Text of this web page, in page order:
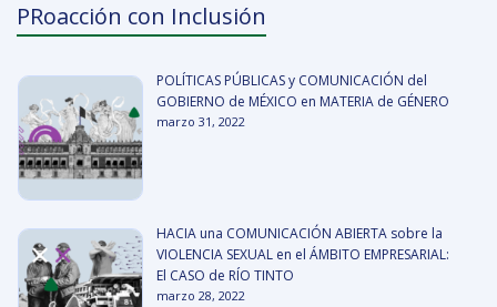
PRoacción con Inclusión
POLÍTICAS PÚBLICAS y COMUNICACIÓN del
GOBIERNO de MÉXICO en MATERIA de GÉNERO
marzo 31, 2022
HACIA una COMUNICACIÓN ABIERTA sobre la
VIOLENCIA SEXUAL en el ÁMBITO EMPRESARIAL:
El CASO de RÍO TINTO
marzo 28, 2022